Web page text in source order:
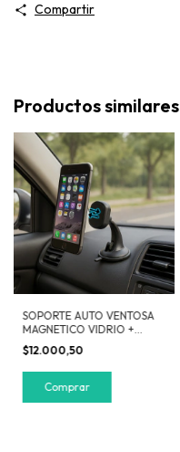
Compartir
Productos similares
SOPORTE AUTO VENTOSA
MAGNETICO VIDRIO +
REJILLA + TORPEDO
$12.000,50